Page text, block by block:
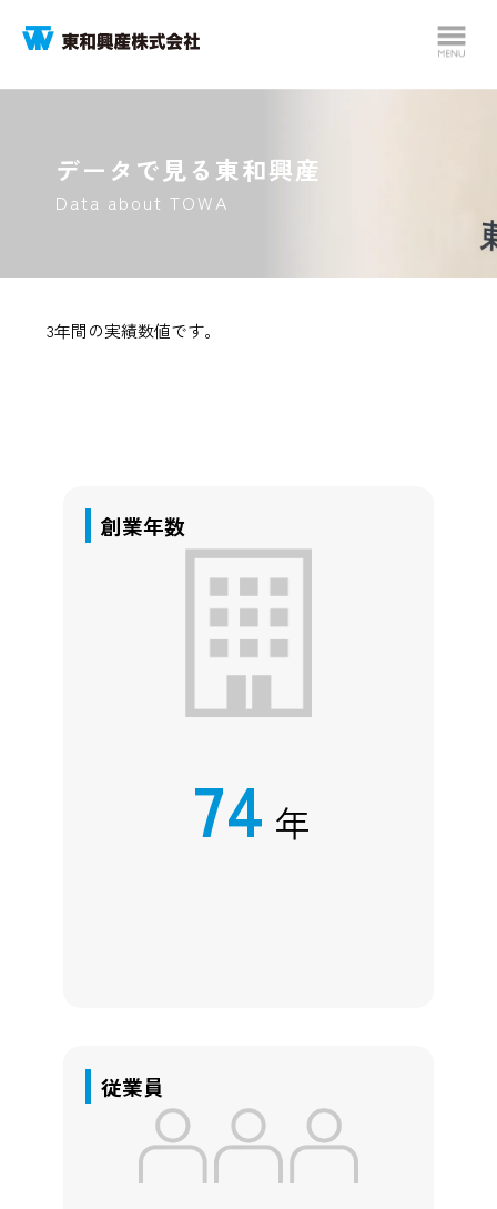
データで見る東和興産
Data about TOWA
3年間の実績数値です。
創業年数
74 年
従業員